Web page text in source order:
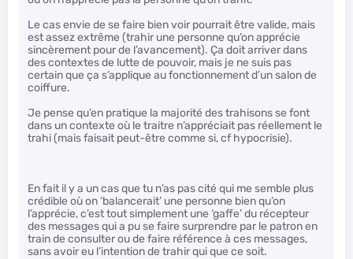
Le cas envie de se faire bien voir pourrait être valide, mais
est assez extrême (trahir une personne qu’on apprécie
sincèrement pour de l’avancement). Ça doit arriver dans
des contextes de lutte de pouvoir, mais je ne suis pas
certain que ça s’applique au fonctionnement d’un salon de
coiffure.
Je pense qu’en pratique la majorité des trahisons se font
dans un contexte où le traitre n’appréciait pas réellement le
trahi (mais faisait peut-être comme si, cf hypocrisie).
En fait il y a un cas que tu n’as pas cité qui me semble plus
crédible où on ‘balancerait’ une personne bien qu’on
l’apprécie, c’est tout simplement une ‘gaffe’ du récepteur
des messages qui a pu se faire surprendre par le patron en
train de consulter ou de faire référence à ces messages,
sans avoir eu l’intention de trahir qui que ce soit.